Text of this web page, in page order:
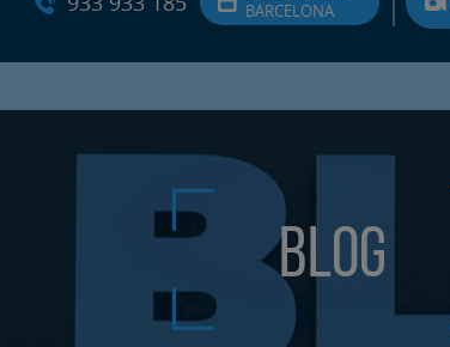
BARCELONA
Blog